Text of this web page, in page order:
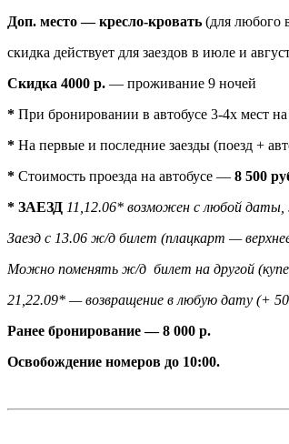
Доп. место—кресло-кровать (для любого
скидка действует для заездов в июле и
Скидка 4000 р. — проживание 9 ночей
* При бронировании в автобусе 3-4х мест
* На первые и последние заезды (поезд +
* Стоимость проезда на автобусе — 8 500
* ЗАЕЗД 11,12.06* возможен с любой
Заезд с 13.06 ж/д билет (плацкарт —
Можно поменять ж/д билет на другой
21,22.09* — возвращение в любую дату (+
Ранее бронирование — 8 000 р.
Освобождение номеров до 10:00.